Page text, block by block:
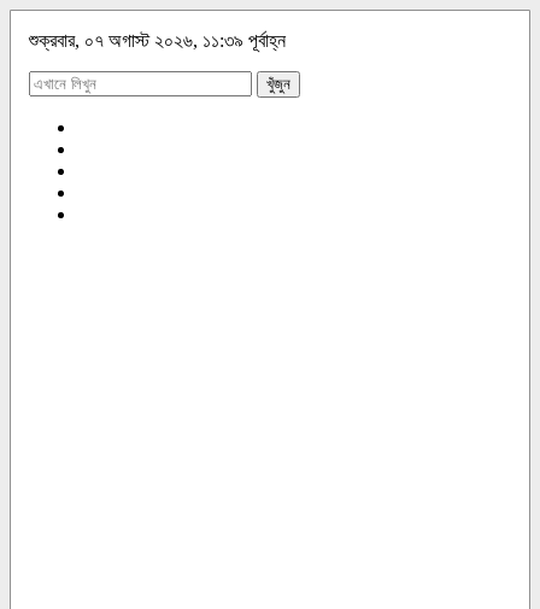
শুক্রবার, ০৭ অগাস্ট ২০২৬, ১১:৩৯ পূর্বাহ্ন
খুঁজুন